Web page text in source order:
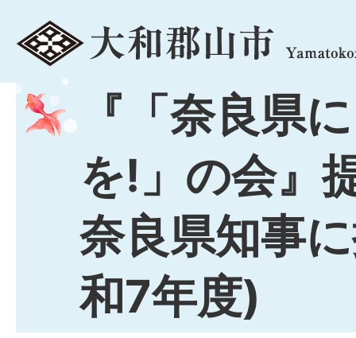
menu
『「奈良県
を!」の会』
奈良県知事
和7年度)